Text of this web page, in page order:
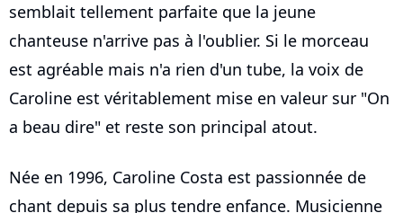
semblait tellement parfaite que la jeune
chanteuse n'arrive pas à l'oublier. Si le morceau
est agréable mais n'a rien d'un tube, la voix de
Caroline est véritablement mise en valeur sur "On
a beau dire" et reste son principal atout.
Née en 1996, Caroline Costa est passionnée de
chant depuis sa plus tendre enfance. Musicienne